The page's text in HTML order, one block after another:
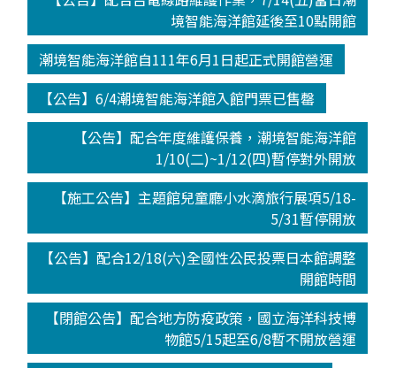
境智能海洋館延後至10點開館
潮境智能海洋館自111年6月1日起正式開館營運
【公告】6/4潮境智能海洋館入館門票已售罄
【公告】配合年度維護保養，潮境智能海洋館
1/10(二)~1/12(四)暫停對外開放
【施工公告】主題館兒童廳小水滴旅行展項5/18-
5/31暫停開放
【公告】配合12/18(六)全國性公民投票日本館調整
開館時間
【閉館公告】配合地方防疫政策，國立海洋科技博
物館5/15起至6/8暫不開放營運